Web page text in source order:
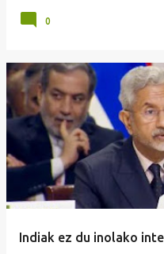
0
Indiak ez du inolako